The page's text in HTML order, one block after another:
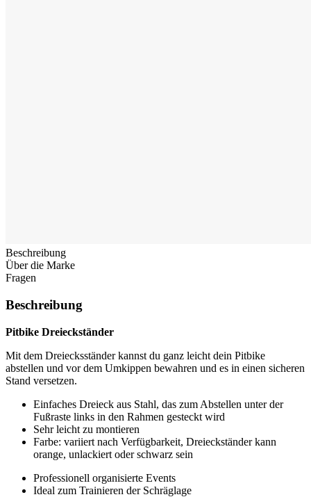
Beschreibung
Über die Marke
Fragen
Beschreibung
Pitbike Dreieckständer
Mit dem Dreiecksständer kannst du ganz leicht dein Pitbike
abstellen und vor dem Umkippen bewahren und es in einen sicheren
Stand versetzen.
Einfaches Dreieck aus Stahl, das zum Abstellen unter der
Fußraste links in den Rahmen gesteckt wird
Sehr leicht zu montieren
Farbe: variiert nach Verfügbarkeit, Dreieckständer kann
orange, unlackiert oder schwarz sein
Professionell organisierte Events
Ideal zum Trainieren der Schräglage